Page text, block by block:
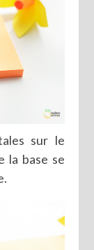
sur le
la base se